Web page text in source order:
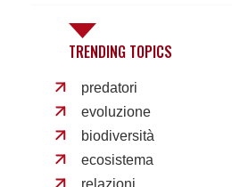
TRENDING TOPICS
predatori
evoluzione
biodiversità
ecosistema